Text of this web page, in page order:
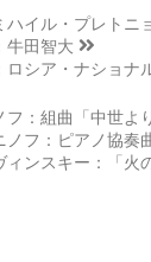
ハイル・プレトニ
牛田智大
ロシア・ナショナ
フ：組曲「中世よ
ノフ：ピアノ協奏
ィンスキー：「